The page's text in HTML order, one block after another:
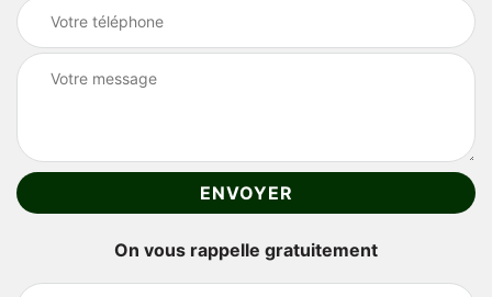
On vous rappelle gratuitement